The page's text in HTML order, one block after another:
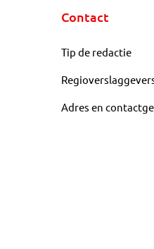
Contact
Tip de redactie
Adres en